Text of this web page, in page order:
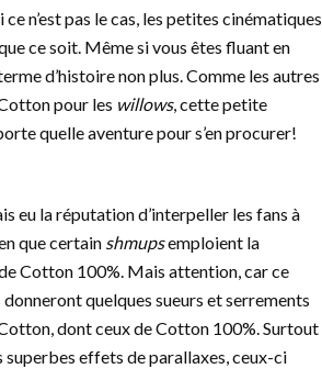
n’est pas le cas, les petites cinématiques
ce soit. Même si vous êtes fluant en
d’histoire non plus. Comme les autres
pour les willows, cette petite
quelle aventure pour s’en procurer!
eu la réputation d’interpeller les fans à
que certain shmupsemploient la
de Cotton 100%. Mais attention, car ce
quelques sueurs et serrements
Cotton, dont ceux de Cotton 100%. Surtout
effets de parallaxes, ceux-ci